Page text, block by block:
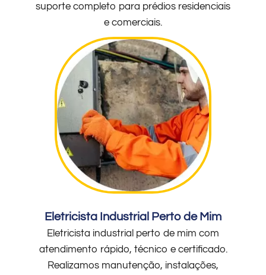
suporte completo para prédios residenciais
e comerciais.
Eletricista Industrial Perto de Mim
Eletricista industrial perto de mim com
atendimento rápido, técnico e certificado.
Realizamos manutenção, instalações,